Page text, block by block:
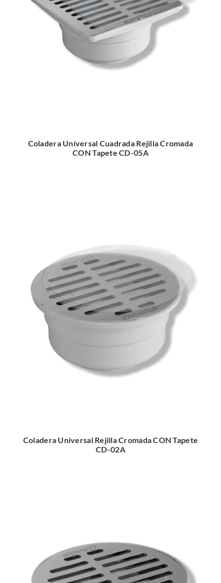
Coladera Universal Cuadrada Rejilla Cromada
CON Tapete CD-05A
Coladera Universal Rejilla Cromada CON Tapete
CD-02A